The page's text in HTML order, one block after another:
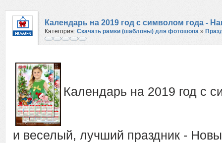
Календарь на 2019 год с символом года -
Новый Год
Категория: Скачать рамки (шаблоны) для фотошопа »
Календарь на 2019 год с
и веселый, лучший праздник -